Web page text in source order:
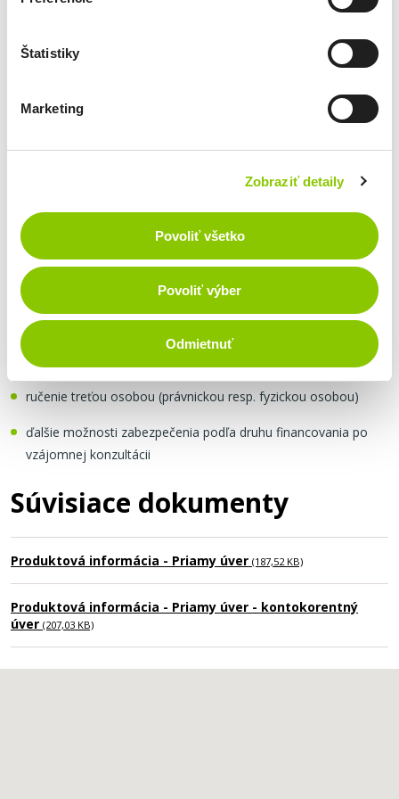
Štatistiky
Marketing
Zobraziť detaily
Povoliť všetko
Povoliť výber
Odmietnuť
finančné výkazy minimálne za posledné 2 zdaňovacie obdobia,
ďalšie dokumenty podľa typu účelu financovania
Forma zabezpečenia úveru:
hnuteľný majetok (stroje, zariadenia, technológia a iné)
nehnuteľný majetok zapísaný v katastri nehnuteľností
pohľadávky voči odberateľom
zásoby
ručenie treťou osobou (právnickou resp. fyzickou osobou)
ďalšie možnosti zabezpečenia podľa druhu financovania po
vzájomnej konzultácii
Súvisiace dokumenty
Produktová informácia - Priamy úver (187,52 KB)
Produktová informácia - Priamy úver - kontokorentný
úver (207,03 KB)